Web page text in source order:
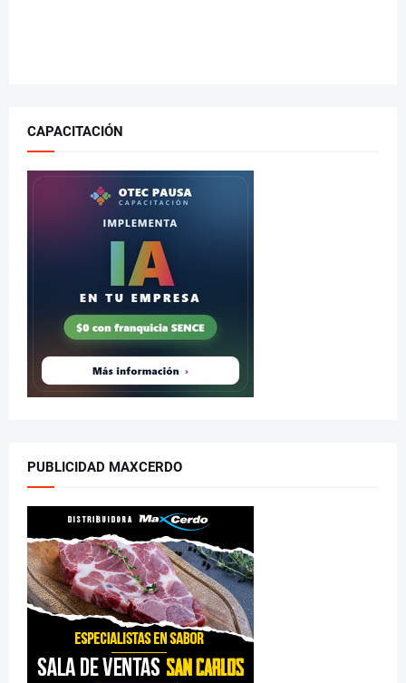
CAPACITACIÓN
PUBLICIDAD MAXCERDO